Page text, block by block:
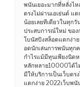
พนันเยอะมากที่หลั่งไ
ตรงไม่ผ่านเอเย่นต์ แ
น้อยเลยทีเดียวในทุก
ประสบการณ์ใหม่ ของ
โบนัสปังสล็อตแตกง่า
อดนักเล่นการพนันทุก
กำไรแม้มีทุนเพียงนิด
หลักหลาย10000ได้ไ
มีให้บริการเป็นเว็บตร
แตกง่าย 2022เว็บพนั